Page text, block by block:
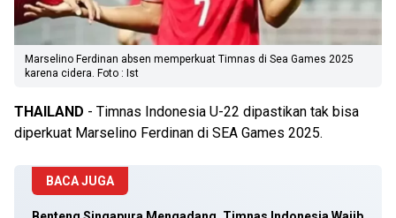
Marselino Ferdinan absen memperkuat Timnas di Sea Games 2025
karena cidera. Foto : Ist
THAILAND - Timnas Indonesia U-22 dipastikan tak bisa
diperkuat Marselino Ferdinan di SEA Games 2025.
BACA JUGA